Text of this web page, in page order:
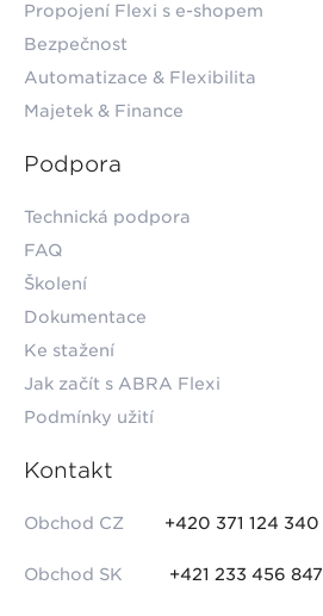
Propojení Flexi s e-shopem
Bezpečnost
Automatizace & Flexibilita
Majetek & Finance
Podpora
Technická podpora
FAQ
Školení
Dokumentace
Ke stažení
Jak začít s ABRA Flexi
Podmínky užití
Kontakt
Obchod CZ +420 371 124 340
Obchod SK +421 233 456 847